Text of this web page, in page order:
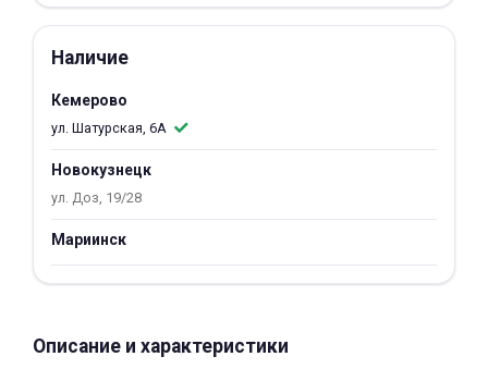
Наличие
Кемерово
ул. Шатурская, 6А
Новокузнецк
ул. Доз, 19/28
Мариинск
Описание и характеристики
об оплате Плайтом
недели